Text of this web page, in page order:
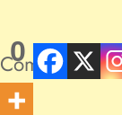
0
Compartidos